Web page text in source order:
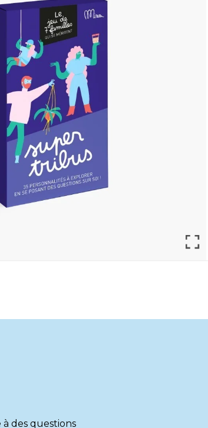
des questions